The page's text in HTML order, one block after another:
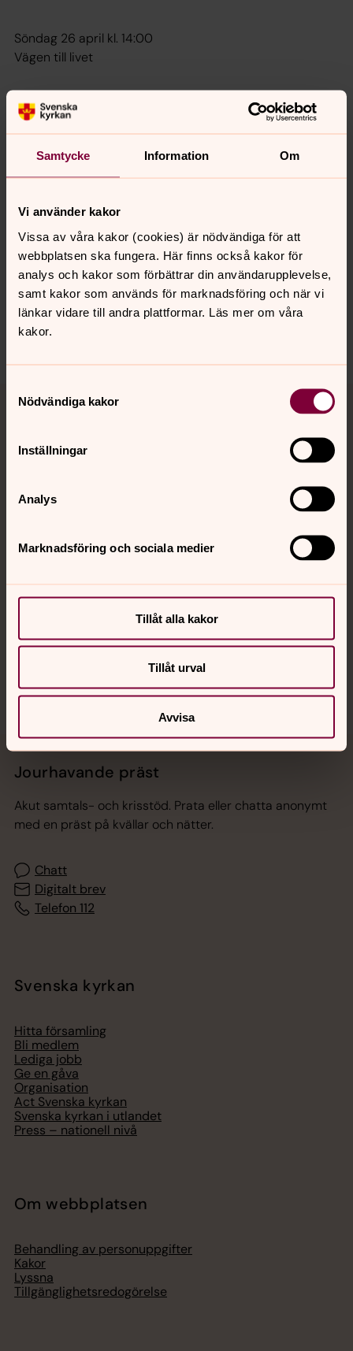
Samtycke Information Om
Vi använder kakor
Vissa av våra kakor (cookies) är nödvändiga för att
webbplatsen ska fungera. Här finns också kakor för
analys och kakor som förbättrar din användarupplevelse,
samt kakor som används för marknadsföring och när vi
länkar vidare till andra plattformar. Läs mer om våra
kakor.
Nödvändiga kakor
Inställningar
Analys
Marknadsföring och sociala medier
Tillåt alla kakor
Tillåt urval
Avvisa
Söndag 26 april kl. 14:00
Vägen till livet
Söndag 24 maj kl. 14:00
Andens kraft
Synpunkter eller frågor på sidans
innehåll?
sodertalje.pastorat@svenskakyrkan.se
Dela
Hitta snabbt
Sociala kanaler
Jourhavande präst
Akut samtals- och krisstöd. Prata eller chatta anonymt
med en präst på kvällar och nätter.
Chatt
Digitalt brev
Telefon 112
Svenska kyrkan
Hitta församling
Bli medlem
Lediga jobb
Ge en gåva
Organisation
Act Svenska kyrkan
Svenska kyrkan i utlandet
Press – nationell nivå
Om webbplatsen
Behandling av personuppgifter
Kakor
Lyssna
Tillgänglighetsredogörelse